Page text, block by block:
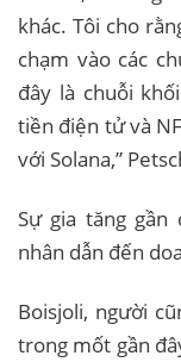
khác. Tôi cho
chạm vào các
đây là chuỗi
tiền điện tử và
với Solana,”
Sự gia tăng gần
nhân dẫn đến
Boisjoli, người
trong mốt gần